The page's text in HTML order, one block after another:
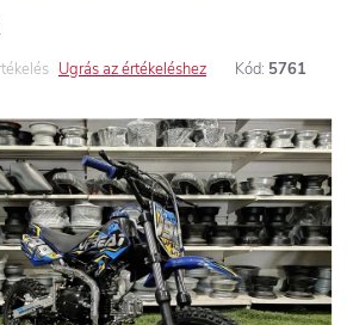
Ugrás az értékeléshez Kód: 5761